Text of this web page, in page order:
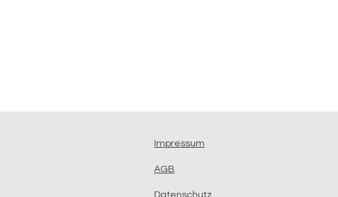
Impressum
AGB
Datenschutz